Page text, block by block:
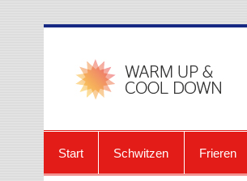
Start Schwitzen Frieren